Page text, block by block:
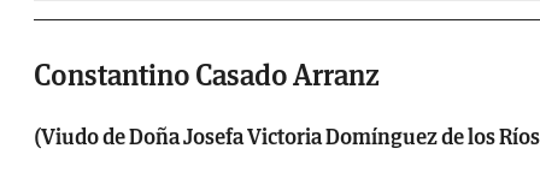
Constantino Casado Arranz
(Viudo de Doña Josefa Victoria Domínguez de los